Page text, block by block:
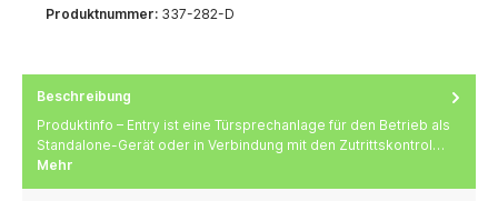
Produktnummer: 337-282-D
Beschreibung
Produktinfo – Entry ist eine Türsprechanlage für den Betrieb als
Standalone-Gerät oder in Verbindung mit den Zutrittskontrol…
Mehr